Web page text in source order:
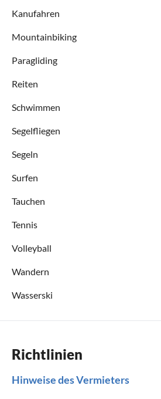
Kanufahren
Mountainbiking
Paragliding
Reiten
Schwimmen
Segelfliegen
Segeln
Surfen
Tauchen
Tennis
Volleyball
Wandern
Wasserski
Richtlinien
Hinweise des Vermieters